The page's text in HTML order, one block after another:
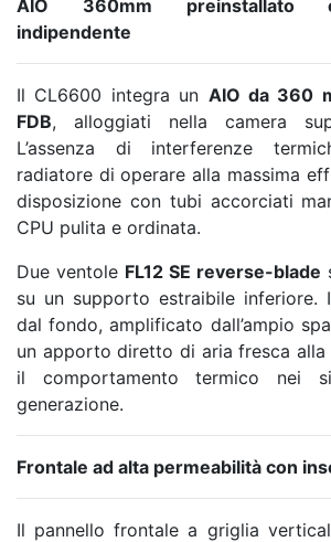
AIO 360mm preinstallato
indipendente
Il CL6600 integra un AIO da 360
FDB, alloggiati nella camera
L’assenza di interferenze
radiatore di operare alla massima
disposizione con tubi accorciati
CPU pulita e ordinata.
Due ventole FL12 SE reverse-blade
su un supporto estraibile inferiore.
dal fondo, amplificato dall’ampio
un apporto diretto di aria fresca alla
il comportamento termico nei
generazione.
Frontale ad alta permeabilità con
Il pannello frontale a griglia